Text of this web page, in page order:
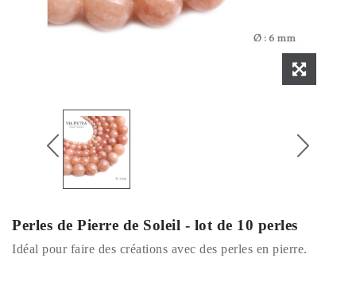
Perles de Pierre de Soleil - lot de 10 perles
Idéal pour faire des créations avec des perles en pierre.